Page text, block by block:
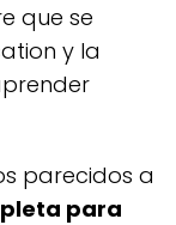
que se
y la
parecidos a
para